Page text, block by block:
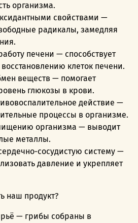
организма.
свойствами —
радикалы, замедляя
печени — способствует
клеток печени.
веществ — помогает
глюкозы в крови.
действие —
процессы в организме.
организма — выводит
металлы.
систему —
давление и укрепляет
наш продукт?
— грибы собраны в